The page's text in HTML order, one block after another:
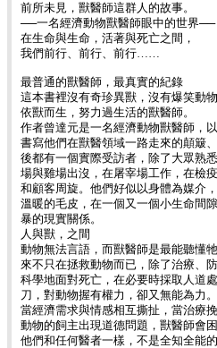
前所未見，獸醫師這群人的故事。
──一名經濟動物獸醫師眼中的世界──
在生命與生命，活著與死亡之間，
我們前行、前行、前行……
最普通的獸醫師，最真實的紀錄
這本書裡沒有奇珍異獸，沒有爆笑動
依獸而生，努力過生活的獸醫師。
作者曾達元是一名經濟動物獸醫師，
書寫他們在獸醫領域一路走來的顛簸
後都有一個實際受訪者，除了大眾熟
場與雞場出沒，在屠宰場工作，在檢
和顧客周旋。他們好似以身體為媒介
溫暖的毛皮，在一個又一個小生命間
暴的現實關係。
人與獸，之間
動物無法言語，而獸醫師是最能聽懂
來不只在拯救動物而已，除了治療、
科學地面對死亡，在必要時採取人道
刀，對動物握有權力，卻又無能為力。
當經濟需求與情感相互撕扯，當治療
動物的飼主出現道德問題，獸醫師會
他們和任何醫者一樣，不是全知全能